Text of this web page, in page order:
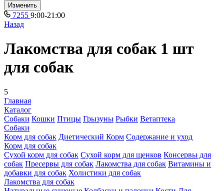
Изменить
7255 9:00-21:00
Назад
Лакомства для собак 1 шт
для собак
5
Главная
Каталог
Собаки Кошки Птицы Грызуны Рыбки Ветаптека
Собаки
Корм для собак Диетический Корм Содержание и уход
Корм для собак
Сухой корм для собак Сухой корм для щенков Консервы для
собак Пресервы для собак Лакомства для собак Витамины и
добавки для собак Холистики для собак
Лакомства для собак